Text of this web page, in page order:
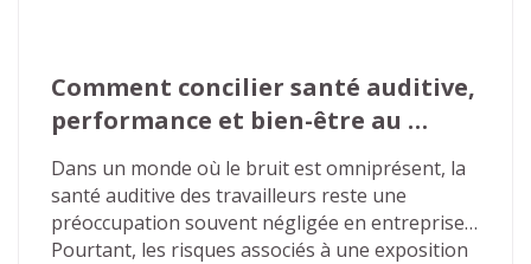
Comment concilier santé auditive,
performance et bien-être au
travail ?
Dans un monde où le bruit est omniprésent, la
santé auditive des travailleurs reste une
préoccupation souvent négligée en entreprise.
Pourtant, les risques associés à une exposition